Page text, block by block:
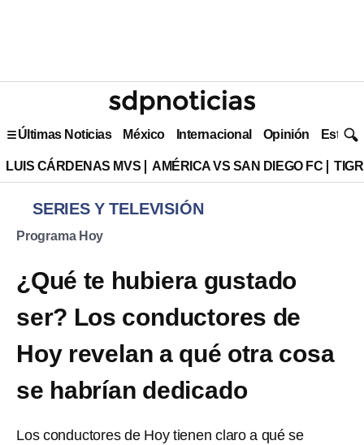
Últimas Noticias México Internacional Opinión Estilo
LUIS CÁRDENAS MVS AMÉRICA VS SAN DIEGO FC
SERIES Y TELEVISIÓN
Programa Hoy
¿Qué te hubiera gustado
ser? Los conductores de
Hoy revelan a qué otra cosa
se habrían dedicado
Los conductores de Hoy tienen claro a qué se